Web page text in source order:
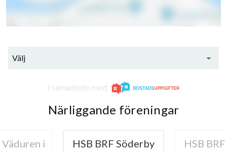
Välj
I samarbete med
Närliggande föreningar
i
HSB BRF Söderby
HSB BRF Alfågeln